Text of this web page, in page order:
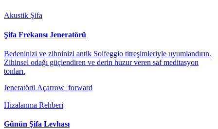
Akustik Şifa
Şifa Frekansı Jeneratörü
Bedeninizi ve zihninizi antik Solfeggio titreşimleriyle uyumlandırın.
Zihinsel odağı güçlendiren ve derin huzur veren saf meditasyon
tonları.
Jeneratörü Açarrow_forward
Hizalanma Rehberi
Günün Şifa Levhası